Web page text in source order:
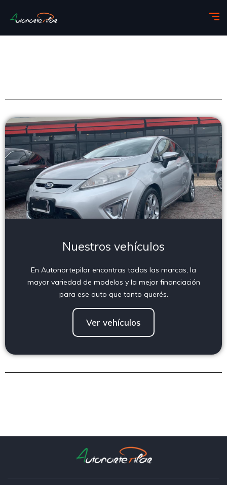
Nuestros vehículos
En Autonortepilar encontras todas las marcas, la
mayor variedad de modelos y la mejor financiación
para ese auto que tanto querés.
Ver vehículos